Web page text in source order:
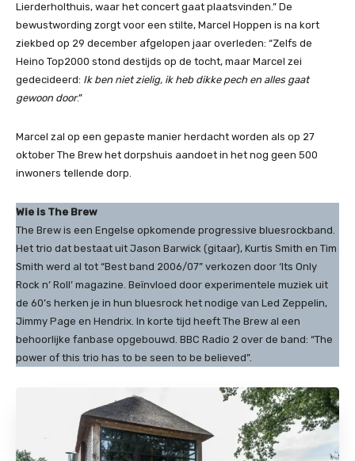
Lierderholthuis, waar het concert gaat plaatsvinden.” De
bewustwording zorgt voor een stilte, Marcel Hoppen is na kort
ziekbed op 29 december afgelopen jaar overleden: “Zelfs de
Heino Top2000 stond destijds op de tocht, maar Marcel zei
gedecideerd: Ik ben niet zielig, ik heb dikke pech en alles gaat
gewoon door.”
Marcel zal op een gepaste manier herdacht worden als op 27
oktober The Brew het dorpshuis aandoet in het nog geen 500
inwoners tellende dorp.
Wie is The Brew
The Brew is een Engelse opkomende progressive bluesrockband.
Het trio dat bestaat uit Jason Barwick (gitaar), Kurtis Smith en Tim
Smith werd al tot “Best band 2006/07” verkozen door ‘Its Only
Rock n’ Roll’ magazine. Beïnvloed door experimentele muziek uit
de 60’s herken je in hun bluesrock het nodige van Led Zeppelin,
Jimmy Page en Hendrix. In korte tijd heeft The Brew al een
behoorlijke fanbase opgebouwd. BBC Radio 2 over de band: “The
power of this trio has to be seen to be believed”.